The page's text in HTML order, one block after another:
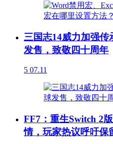
三国志14威力加强传
发售，致敬四十周年
5 07.11
FF7：重生Switch 2
情，玩家热议呼吁保